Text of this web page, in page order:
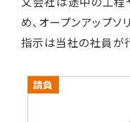
め、オープンアップ
指示は当社の社員が